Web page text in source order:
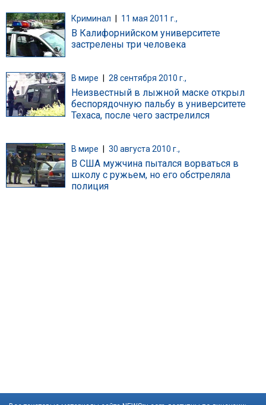
Криминал 11 мая 2011 г.,
В Калифорнийском университете
застрелены три человека
В мире 28 сентября 2010 г.,
Неизвестный в лыжной маске открыл
беспорядочную пальбу в университете
Техаса, после чего застрелился
В мире 30 августа 2010 г.,
В США мужчина пытался ворваться в
школу с ружьем, но его обстреляла
полиция